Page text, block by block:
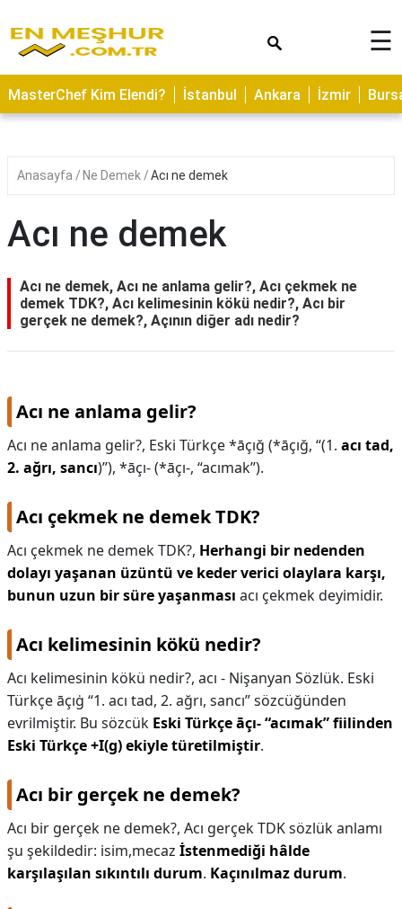
ASTROLOJİ
SAĞLIK
YERLER
NEDİR
İLETİŞİM
☰
MasterChef Kim Elendi? İstanbul Ankara İzmir
Anasayfa Ne Demek Acı ne demek
Acı ne demek
Acı ne demek, Acı ne anlama gelir?, Acı çekmek ne
demek TDK?, Acı kelimesinin kökü nedir?, Acı bir
gerçek ne demek?, Açının diğer adı nedir?
Acı ne anlama gelir?
Acı ne anlama gelir?, Eski Türkçe *āçığ‎ (*āçığ, “(1. acı tad,
2. ağrı, sancı)”), *āçı-‎ (*āçı-, “acımak”).
Acı çekmek ne demek TDK?
Acı çekmek ne demek TDK?, Herhangi bir nedenden
dolayı yaşanan üzüntü ve keder verici olaylara karşı,
bunun uzun bir süre yaşanması acı çekmek deyimidir.
Acı kelimesinin kökü nedir?
Acı kelimesinin kökü nedir?, acı - Nişanyan Sözlük. Eski
Türkçe āçıġ “1. acı tad, 2. ağrı, sancı” sözcüğünden
evrilmiştir. Bu sözcük Eski Türkçe āçı- “acımak” fiilinden
Eski Türkçe +I(g) ekiyle türetilmiştir.
Acı bir gerçek ne demek?
Acı bir gerçek ne demek?, Acı gerçek TDK sözlük anlamı
şu şekildedir: isim,mecaz İstenmediği hâlde
karşılaşılan sıkıntılı durum. Kaçınılmaz durum.